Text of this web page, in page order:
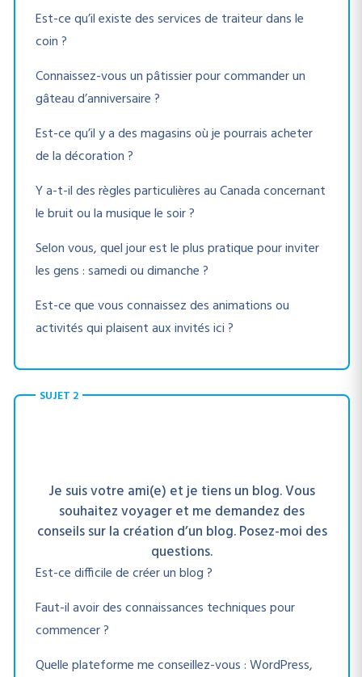
Est-ce qu’il existe des services de traiteur dans le
coin ?
Connaissez-vous un pâtissier pour commander un
gâteau d’anniversaire ?
Est-ce qu’il y a des magasins où je pourrais acheter
de la décoration ?
Y a-t-il des règles particulières au Canada concernant
le bruit ou la musique le soir ?
Selon vous, quel jour est le plus pratique pour inviter
les gens : samedi ou dimanche ?
Est-ce que vous connaissez des animations ou
activités qui plaisent aux invités ici ?
SUJET 2
Je suis votre ami(e) et je tiens un blog. Vous
souhaitez voyager et me demandez des
conseils sur la création d’un blog. Posez-moi des
questions.
Est-ce difficile de créer un blog ?
Faut-il avoir des connaissances techniques pour
commencer ?
Quelle plateforme me conseillez-vous : WordPress,